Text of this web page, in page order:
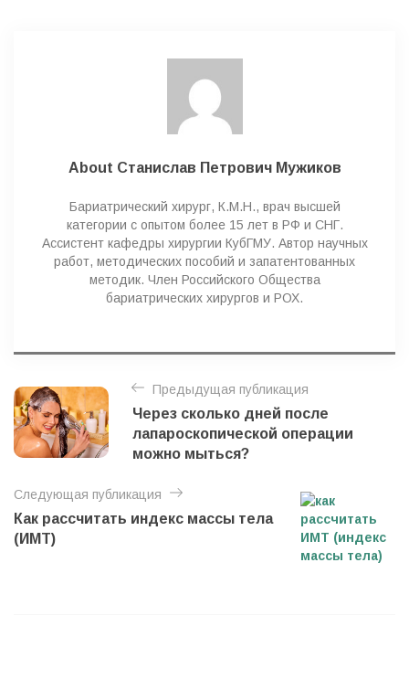
About Станислав Петрович Мужиков
Бариатрический хирург, К.М.Н., врач высшей
категории с опытом более 15 лет в РФ и СНГ.
Ассистент кафедры хирургии КубГМУ. Автор научных
работ, методических пособий и запатентованных
методик. Член Российского Общества
бариатрических хирургов и РОХ.
а
в
и
г
а
ц
Предыдущая публикация
Через сколько дней после
лапароскопической операции
можно мыться?
Следующая публикация
Как рассчитать индекс массы тела
(ИМТ)